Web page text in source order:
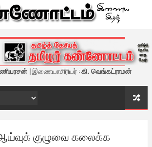
- இணைய இதழ்
| இணையாசிரியர் :கி. வெங்கட்ராமன்
குழுவை கலைக்க